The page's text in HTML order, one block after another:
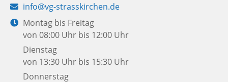
E-
Mail:
info@vg-strasskirchen.de
Öffnungszeiten:
Montag bis Freitag
von 08:00 Uhr bis 12:00 Uhr
Dienstag
von 13:30 Uhr bis 15:30 Uhr
Donnerstag